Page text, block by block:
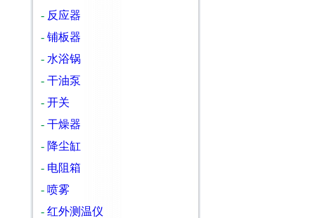
- 反应器
- 铺板器
- 水浴锅
- 干油泵
- 开关
- 干燥器
- 降尘缸
- 电阻箱
- 喷雾
- 红外测温仪